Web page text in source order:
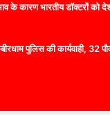
के कारण भारतीय डॉक्टरों को
पुलिस की कार्यवाही, 32